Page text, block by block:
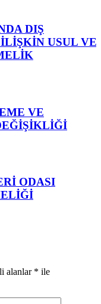
DIŞ
USUL VE
VE
ODASI
alanlar * ile